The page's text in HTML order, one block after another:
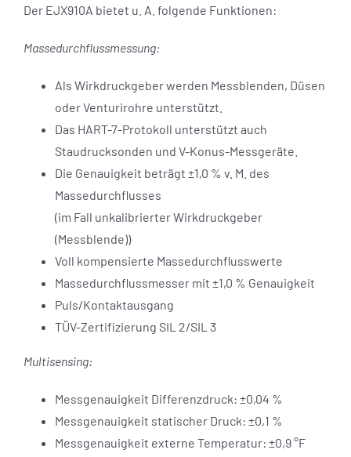
Der EJX910A bietet u. A. folgende Funktionen:
Massedurchflussmessung:
Als Wirkdruckgeber werden Messblenden, Düsen
oder Venturirohre unterstützt.
Das HART-7-Protokoll unterstützt auch
Staudrucksonden und V-Konus-Messgeräte.
Die Genauigkeit beträgt ±1,0 % v. M. des
Massedurchflusses
(im Fall unkalibrierter Wirkdruckgeber
(Messblende))
Voll kompensierte Massedurchflusswerte
Massedurchflussmesser mit ±1,0 % Genauigkeit
Puls/Kontaktausgang
TÜV-Zertifizierung SIL 2/SIL 3
Multisensing:
Messgenauigkeit Differenzdruck: ±0,04 %
Messgenauigkeit statischer Druck: ±0,1 %
Messgenauigkeit externe Temperatur: ±0,9 °F